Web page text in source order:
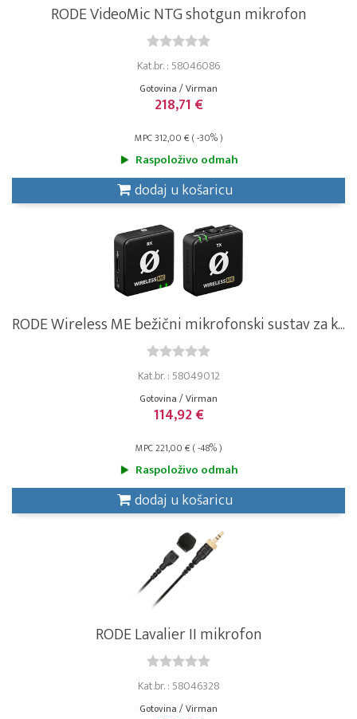
RODE VideoMic NTG shotgun mikrofon
Kat.br. : 58046086
Gotovina / Virman
218,71 €
MPC 312,00 € ( -30% )
Raspoloživo odmah
dodaj u košaricu
RODE Wireless ME bežični mikrofonski sustav za k...
Kat.br. : 58049012
Gotovina / Virman
114,92 €
MPC 221,00 € ( -48% )
Raspoloživo odmah
dodaj u košaricu
RODE Lavalier II mikrofon
Kat.br. : 58046328
Gotovina / Virman